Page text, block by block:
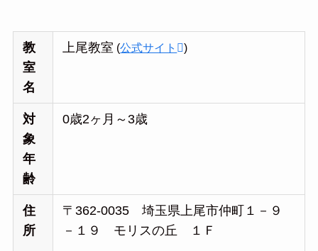
教
室
名
上尾教室 (公式サイト )
対
象
年
齢
0歳2ヶ月～3歳
住
所
〒362-0035 埼玉県上尾市仲町１－９
－１９ モリスの丘 １Ｆ